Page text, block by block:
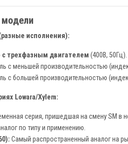
исполнения):
с трехфазным двигателем (400В,
с меньшей производительностью
с большей производительностью
Lowara/Xylem:
серия, пришедшая на смену SM
по типу и применению.
Самый распространенный аналог на